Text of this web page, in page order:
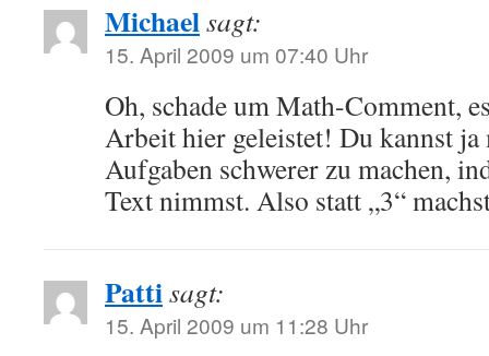
Michaelsagt:
15. April 2009 um 07:40 Uhr
Oh, schade um Math-Comment,
Arbeit hier geleistet! Du kannst ja
Aufgaben schwerer zu machen,
Text nimmst. Also statt „3“
Pattisagt:
15. April 2009 um 11:28 Uhr